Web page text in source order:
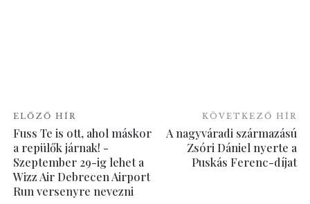
ELŐZŐ HÍR
Fuss Te is ott, ahol máskor
a repülők járnak! -
Szeptember 29-ig lehet a
Wizz Air Debrecen Airport
Run versenyre nevezni
KÖVETKEZŐ HÍR
A nagyváradi származású
Zsóri Dániel nyerte a
Puskás Ferenc-díjat